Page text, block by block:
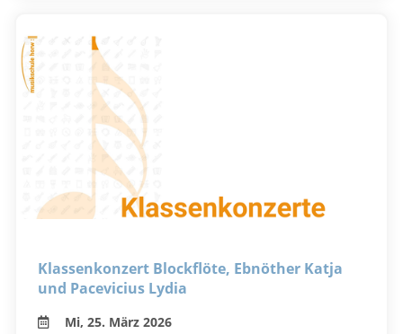
Klassenkonzert Blockflöte, Ebnöther Katja
und Pacevicius Lydia
Mi, 25. März 2026